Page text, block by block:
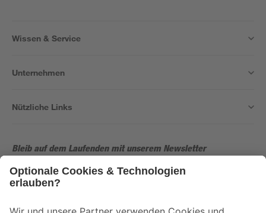
Wissen & Service
Unternehmen
Nützliche Links
Bleib auf dem Laufenden mit unserem Newsletter
Der toom Newsletter: Keine Angebote und Aktionen mehr verpassen!